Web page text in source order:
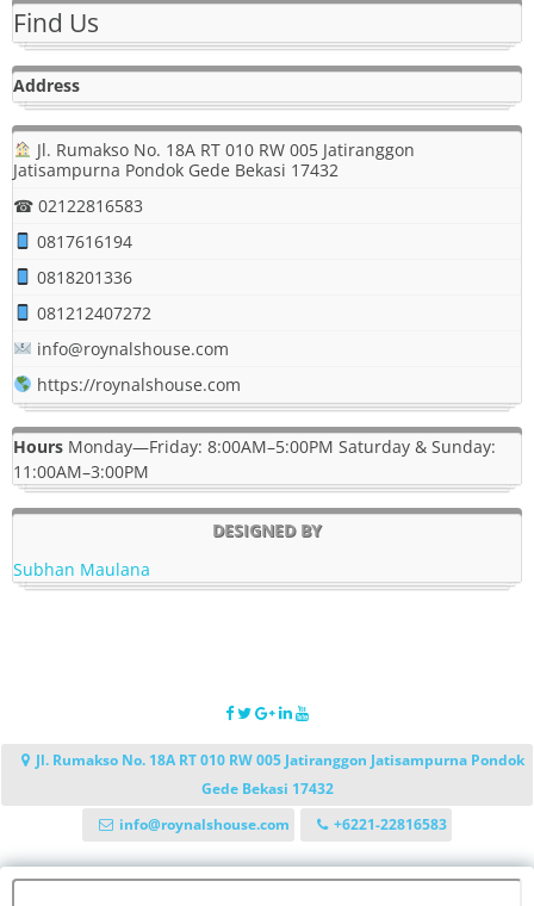
Find Us
Address
Jl. Rumakso No. 18A RT 010 RW 005 Jatiranggon
Jatisampurna Pondok Gede Bekasi 17432
☎ 02122816583
0817616194
0818201336
081212407272
info@roynalshouse.com
https://roynalshouse.com
Hours Monday—Friday: 8:00AM–5:00PM Saturday & Sunday:
11:00AM–3:00PM
DESIGNED BY
Subhan Maulana
Jl. Rumakso No. 18A RT 010 RW 005 Jatiranggon Jatisampurna Pondok
Gede Bekasi 17432
info@roynalshouse.com
+6221-22816583